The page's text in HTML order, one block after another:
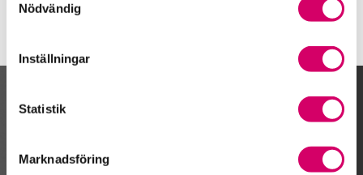
Nödvändig
Inställningar
Statistik
Marknadsföring
Kalendarium